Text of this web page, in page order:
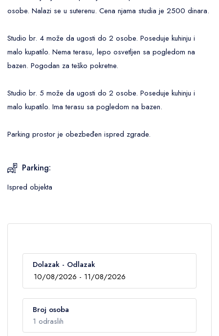
osobe. Nalazi se u suterenu. Cena njama studia je 2500 dinara.
Studio br. 4 može da ugosti do 2 osobe. Poseduje kuhinju i
malo kupatilo. Nema terasu, lepo osvetljen sa pogledom na
bazen. Pogodan za teško pokretne.
Studio br. 5 može da ugosti do 2 osobe. Poseduje kuhinju i
malo kupatilo. Ima terasu sa pogledom na bazen.
Parking prostor je obezbeđen ispred zgrade.
Parking:
Ispred objekta
Dolazak - Odlazak
Broj osoba
1 odraslih